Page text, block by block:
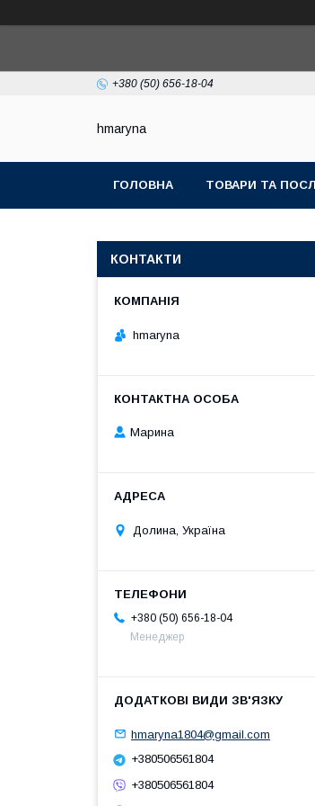
+380 (50) 656-18-04
hmaryna
ГОЛОВНА ТОВАРИ ТА
КОНТАКТИ
hmaryna
Марина
Долина, Україна
+380 (50) 656-18-04
Менеджер
hmaryna1804@gmail.com
+380506561804
+380506561804